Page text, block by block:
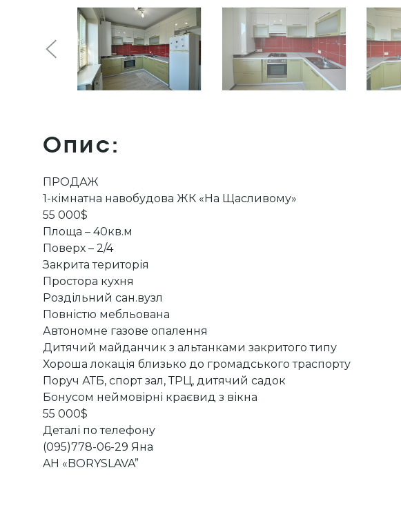
Опис:
ПРОДАЖ
1-кімнатна навобудова ЖК «На Щасливому»
55 000$
Площа – 40кв.м
Поверх – 2/4
Закрита територія
Простора кухня
Роздільний сан.вузл
Повністю мебльована
Автономне газове опалення
Дитячий майданчик з альтанками закритого типу
Хороша локація близько до громадського траспорту
Поруч АТБ, спорт зал, ТРЦ, дитячий садок
Бонусом неймовірні краєвид з вікна
55 000$
Деталі по телефону
(095)778-06-29 Яна
AH «BORYSLAVA”